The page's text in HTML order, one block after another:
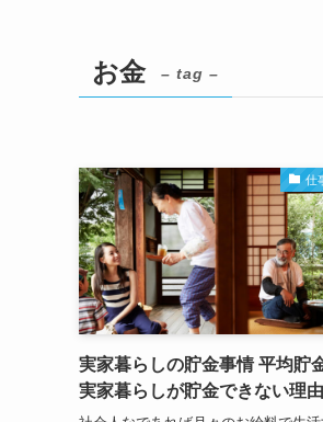
お金 – tag –
仕
実家暮らしの貯金事情 平均貯
実家暮らしが貯金できない理由